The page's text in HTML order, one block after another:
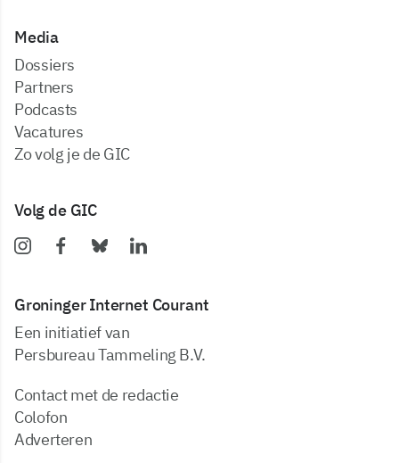
Media
dossiers
partners
podcasts
vacatures
zo volg je de GIC
Volg de GIC
Groninger Internet Courant
Een initiatief van
Persbureau Tammeling B.V.
Contact met de redactie
Colofon
Adverteren